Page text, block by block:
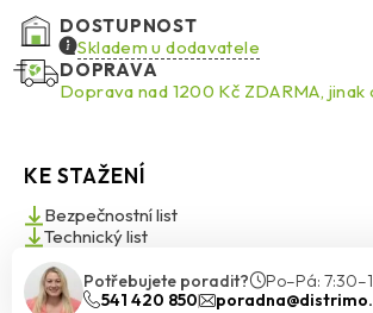
omítek CT 174, CT 175. Je ideální pro použití
Ceresit Ceretherm při zateplování budov.
54 je možné čistit pomocí tlakové vody.
sádrových podkladech, živičných nátěrech,
DOSTUPNOST
Skladem u dodavatele
DOPRAVA
Doprava nad 1200 Kč ZDARMA, jinak
KE STAŽENÍ
Bezpečnostní list
Technický list
Potřebujete poradit?
Po–Pá:
541 420 850